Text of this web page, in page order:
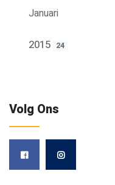
Januari
2015 24
Volg Ons